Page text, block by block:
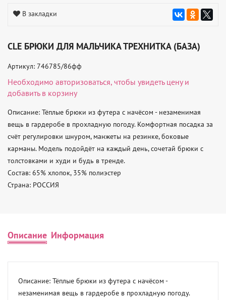
В закладки
CLE БРЮКИ ДЛЯ МАЛЬЧИКА ТРЕХНИТКА (БАЗА)
Артикул: 746785/86фф
Необходимо авторизоваться, чтобы увидеть цену и
добавить в корзину
Описание: Тёплые брюки из футера с начёсом - незаменимая
вещь в гардеробе в прохладную погоду. Комфортная посадка за
счёт регулировки шнуром, манжеты на резинке, боковые
карманы. Модель подойдёт на каждый день, сочетай брюки с
толстовками и худи и будь в тренде.
Состав: 65% хлопок, 35% полиэстер
Страна: РОССИЯ
Описание Информация
Описание: Тёплые брюки из футера с начёсом -
незаменимая вещь в гардеробе в прохладную погоду.